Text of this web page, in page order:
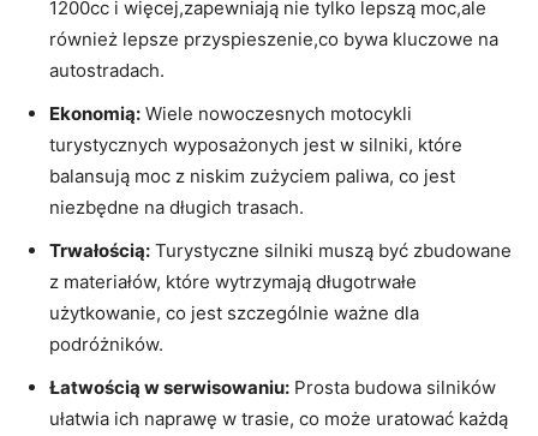
1200cc i więcej,zapewniają nie tylko lepszą moc,ale
również lepsze przyspieszenie,co bywa kluczowe na
autostradach.
Ekonomią: Wiele nowoczesnych motocykli
turystycznych wyposażonych jest w silniki, które
balansują moc z niskim zużyciem paliwa, co jest
niezbędne na długich trasach.
Trwałością: Turystyczne silniki muszą być zbudowane
z materiałów, które wytrzymają długotrwałe
użytkowanie, co jest szczególnie ważne dla
podróżników.
Łatwością w serwisowaniu: Prosta budowa silników
ułatwia ich naprawę w trasie, co może uratować każdą